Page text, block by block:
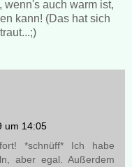
wenn's auch warm ist,
kann! (Das hat sich
um 14:05
*schnüff* Ich habe
aber egal. Außerdem